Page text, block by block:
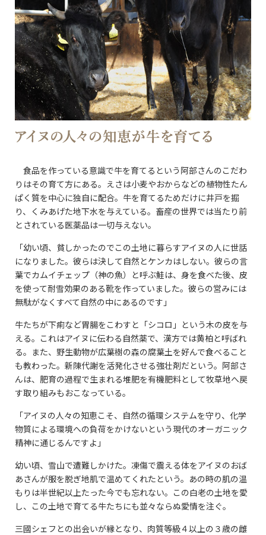
食品を作っている意識で牛を育てるという阿部さんのこだわ
りはその育て方にある。えさは小麦やおからなどの植物性たん
ぱく質を中心に独自に配合。牛を育てるためだけに井戸を掘
り、くみあげた地下水を与えている。畜産の世界では当たり前
とされている医薬品は一切与えない。
「幼い頃、貧しかったのでこの土地に暮らすアイヌの人に世話
になりました。彼らは決して自然とケンカはしない。彼らの言
葉でカムイチェップ（神の魚）と呼ぶ鮭は、身を食べた後、皮
を使って耐雪効果のある靴を作っていました。彼らの営みには
無駄がなくすべて自然の中にあるのです」
牛たちが下痢など胃腸をこわすと「シコロ」という木の皮を与
える。これはアイヌに伝わる自然薬で、漢方では黄柏と呼ばれ
る。また、野生動物が広葉樹の森の腐葉土を好んで食べること
も教わった。新陳代謝を活発化させる強壮剤だという。阿部さ
んは、肥育の過程で生まれる堆肥を有機肥料として牧草地へ戻
す取り組みもおこなっている。
「アイヌの人々の知恵こそ、自然の循環システムを守り、化学
物質による環境への負荷をかけないという現代のオーガニック
精神に通じるんですよ」
幼い頃、雪山で遭難しかけた。凍傷で震える体をアイヌのおば
あさんが服を脱ぎ地肌で温めてくれたという。あの時の肌の温
もりは半世紀以上たった今でも忘れない。この白老の土地を愛
し、この土地で育てる牛たちにも並々ならぬ愛情を注ぐ。
三國シェフとの出会いが縁となり、肉質等級４以上の３歳の雌